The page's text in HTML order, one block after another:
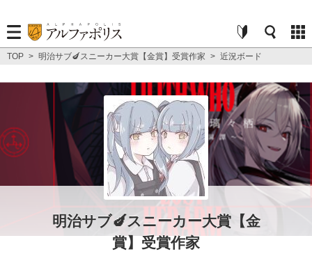
TOP > 明治サブ🍆スニーカー大賞【金賞】受賞作家 > 近況ボード
明治サブ🍆スニーカー大賞【金
賞】受賞作家